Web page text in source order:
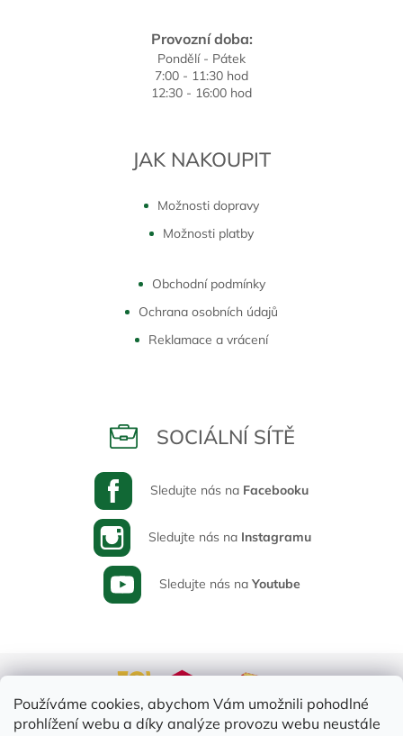
Používáme cookies, abychom Vám umožnili pohodlné
prohlížení webu a díky analýze provozu webu neustále
Provozní doba:
Pondělí - Pátek
7:00 - 11:30 hod
12:30 - 16:00 hod
JAK NAKOUPIT
Možnosti dopravy
Možnosti platby
Obchodní podmínky
Ochrana osobních údajů
Reklamace a vrácení
SOCIÁLNÍ SÍTĚ
Sledujte nás na Facebooku
Sledujte nás na Instagramu
Sledujte nás na Youtube